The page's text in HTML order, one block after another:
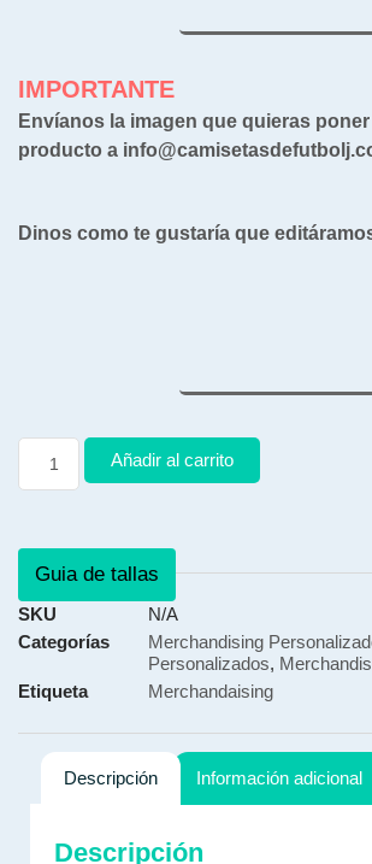
IMPORTANTE
Envíanos la imagen que quieras
producto a
Dinos como te gustaría que
Añadir al carrito
Guia de tallas
SKU
N/A
Categorías
Merchandising
Personalizados,
Etiqueta
Merchandaising
Descripción Información adicional
Descripción